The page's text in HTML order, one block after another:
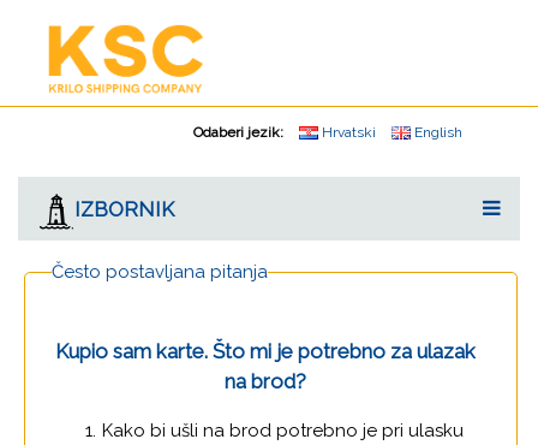
Odaberi jezik: Hrvatski English
IZBORNIK
Često postavljana pitanja
Kupio sam karte. Što mi je potrebno za ulazak
na brod?
Kako bi ušli na brod potrebno je pri ulasku